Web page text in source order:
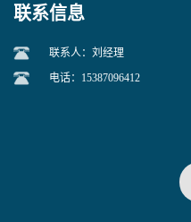
联系信息
联系人：刘经理
电话：15387096412